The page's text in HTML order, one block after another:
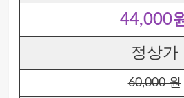
44,000
정상가
60,000 원